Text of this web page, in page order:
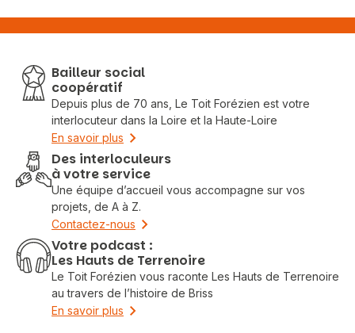
Bailleur social
coopératif
Depuis plus de 70 ans, Le Toit Forézien est votre
interlocuteur dans la Loire et la Haute-Loire
En savoir plus
Des interloculeurs
à votre service
Une équipe d’accueil vous accompagne sur vos
projets, de A à Z.
Contactez-nous
Votre podcast :
Les Hauts de Terrenoire
Le Toit Forézien vous raconte Les Hauts de Terrenoire
au travers de l’histoire de Briss
En savoir plus